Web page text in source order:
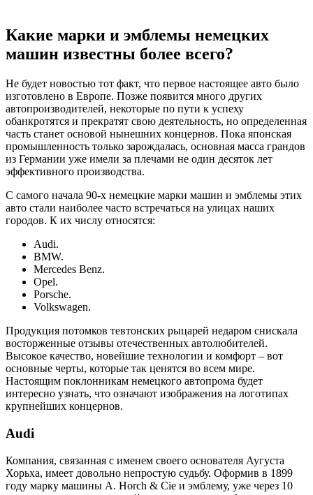
Какие марки и эмблемы немецких
машин известны более всего?
Не будет новостью тот факт, что первое настоящее авто было
изготовлено в Европе. Позже появится много других
автопроизводителей, некоторые по пути к успеху
обанкротятся и прекратят свою деятельность, но определенная
часть станет основой нынешних концернов. Пока японская
промышленность только зарождалась, основная масса грандов
из Германии уже имели за плечами не один десяток лет
эффективного производства.
С самого начала 90-х немецкие марки машин и эмблемы этих
авто стали наиболее часто встречаться на улицах наших
городов. К их числу относятся:
Audi.
BMW.
Mercedes Benz.
Opel.
Porsche.
Volkswagen.
Продукция потомков тевтонских рыцарей недаром снискала
восторженные отзывы отечественных автолюбителей.
Высокое качество, новейшие технологии и комфорт – вот
основные черты, которые так ценятся во всем мире.
Настоящим поклонникам немецкого автопрома будет
интересно узнать, что означают изображения на логотипах
крупнейших концернов.
Audi
Компания, связанная с именем своего основателя Аугуста
Хорьха, имеет довольно непростую судьбу. Оформив в 1899
году марку машины A. Horch & Cie и эмблему, уже через 10